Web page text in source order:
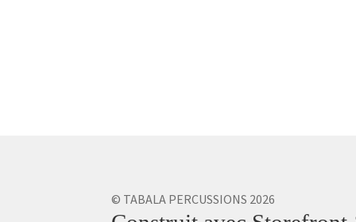
© TABALA PERCUSSIONS 2026